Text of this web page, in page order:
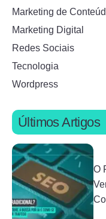
Marketing de
Marketing Digital
Redes Sociais
Tecnologia
Wordpress
Últimos Artigos
O